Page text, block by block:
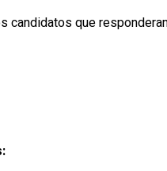
candidatos que